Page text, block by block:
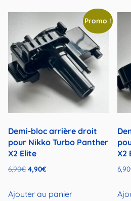
Promo !
Demi-bloc arrière droit
pour Nikko Turbo Panther
X2 Elite
6,90€ Le
initial
4,90€Le
actuel
Ajouter au panier
X2
6,90